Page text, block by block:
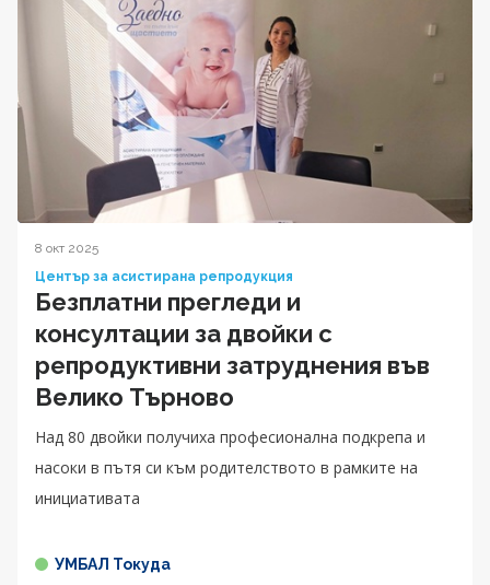
8 окт 2025
Център за асистирана репродукция
Безплатни прегледи и
консултации за двойки с
репродуктивни затруднения във
Велико Търново
Над 80 двойки получиха професионална подкрепа и
насоки в пътя си към родителството в рамките на
инициативата
УМБАЛ Токуда